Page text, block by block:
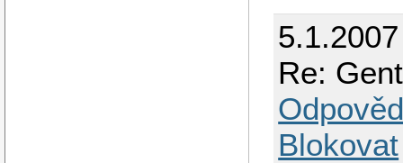
Re:
Blokovat